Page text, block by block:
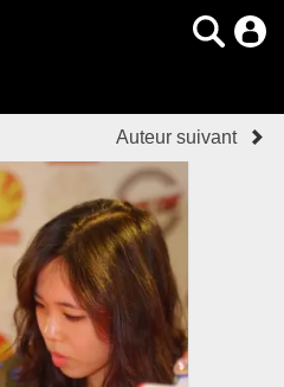
Auteur suivant